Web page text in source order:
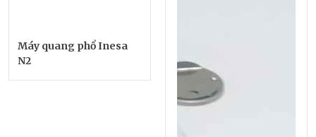
Máy quang phổ Inesa
N2